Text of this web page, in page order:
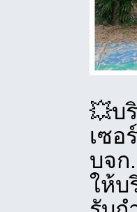
💥บ
เซอ
บจก
ให้บ